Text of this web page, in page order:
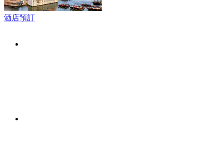
酒店預訂